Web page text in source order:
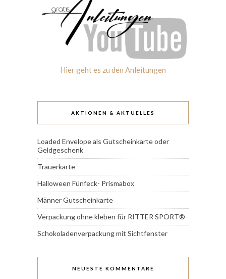
Hier geht es zu den Anleitungen
AKTIONEN & AKTUELLES
Loaded Envelope als Gutscheinkarte oder
Geldgeschenk
Trauerkarte
Halloween Fünfeck- Prismabox
Männer Gutscheinkarte
Verpackung ohne kleben für RITTER SPORT®
Schokoladenverpackung mit Sichtfenster
NEUESTE KOMMENTARE